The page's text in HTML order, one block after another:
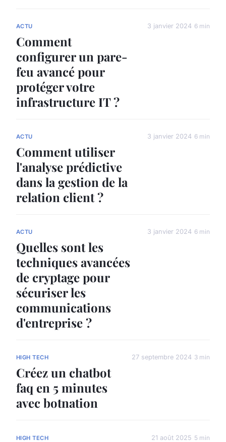
ACTU
Comment
configurer un pare-
feu avancé pour
protéger votre
infrastructure IT ?
3 janvier 2024 6 min
ACTU
Comment utiliser
l'analyse prédictive
dans la gestion de la
relation client ?
3 janvier 2024 6 min
ACTU
Quelles sont les
techniques avancées
de cryptage pour
sécuriser les
communications
d'entreprise ?
3 janvier 2024 6 min
HIGH TECH
Créez un chatbot
faq en 5 minutes
avec botnation
27 septembre 2024 3 min
HIGH TECH 21 août 2025 5 min